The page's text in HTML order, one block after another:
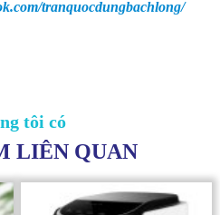
10 Tp. Hồ Chí Minh –
tranquocdungbachlong/